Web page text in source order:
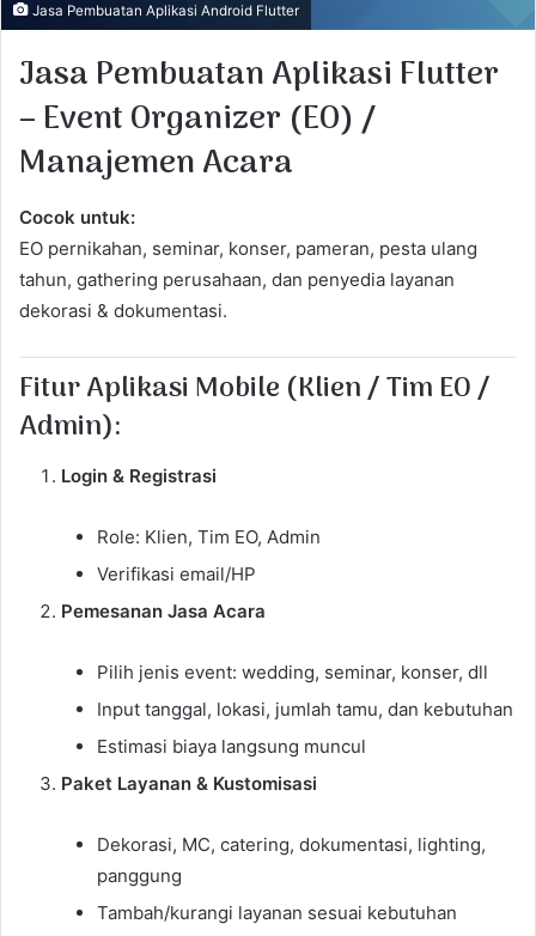
Jasa Pembuatan Aplikasi Android Flutter
Jasa Pembuatan Aplikasi Flutter
– Event Organizer (EO) /
Manajemen Acara
Cocok untuk:
EO pernikahan, seminar, konser, pameran, pesta ulang
tahun, gathering perusahaan, dan penyedia layanan
dekorasi & dokumentasi.
Fitur Aplikasi Mobile (Klien / Tim EO /
Admin):
Login & Registrasi
Role: Klien, Tim EO, Admin
Verifikasi email/HP
Pemesanan Jasa Acara
Pilih jenis event: wedding, seminar, konser, dll
Input tanggal, lokasi, jumlah tamu, dan kebutuhan
Estimasi biaya langsung muncul
Paket Layanan & Kustomisasi
Dekorasi, MC, catering, dokumentasi, lighting,
panggung
Tambah/kurangi layanan sesuai kebutuhan